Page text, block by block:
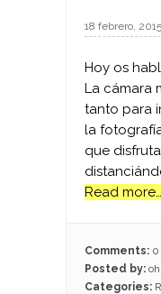
18 febrero, 2015
Hoy os
La cámara
tanto para
la
que
Read more…
Comments: 0
Posted by:
Categories: